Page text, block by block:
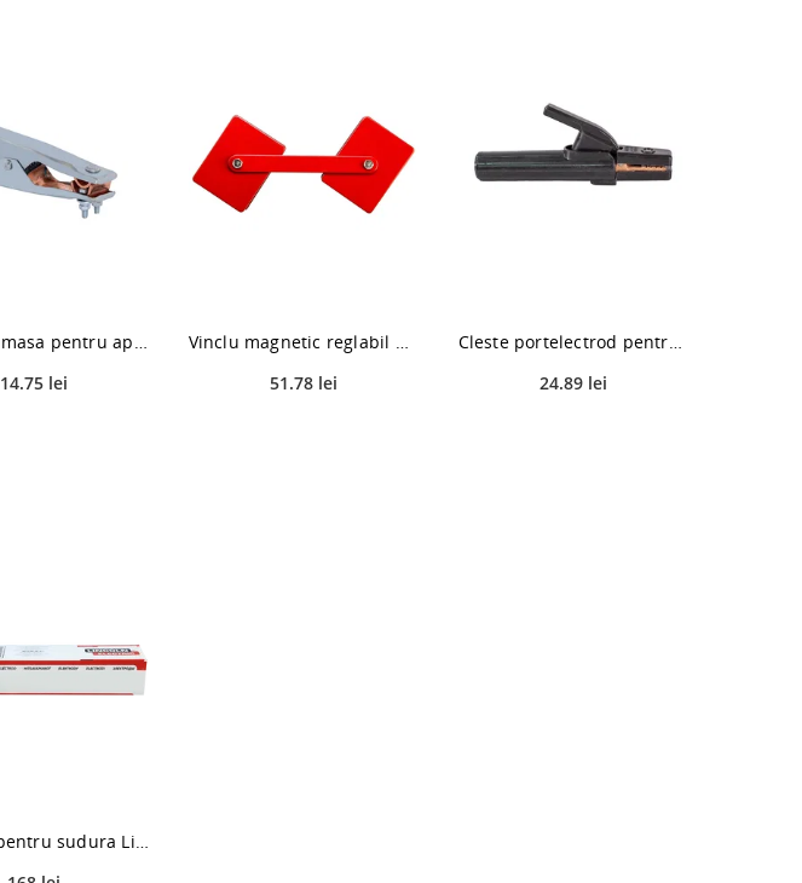
Cleste de masa pentru aparat de sudura Telwin, 250 A
14.75 lei
Vinclu magnetic reglabil pentru sudara Graphite, 22.7 kg
51.78 lei
Cleste portelectrod pentru aparatul de sudura, Telwin, 300A, diametru 25 mm
24.89 lei
Electrozi pentru sudura Lincoln Electric Omnia 46, pentru otel, 4 mm, set 5kg